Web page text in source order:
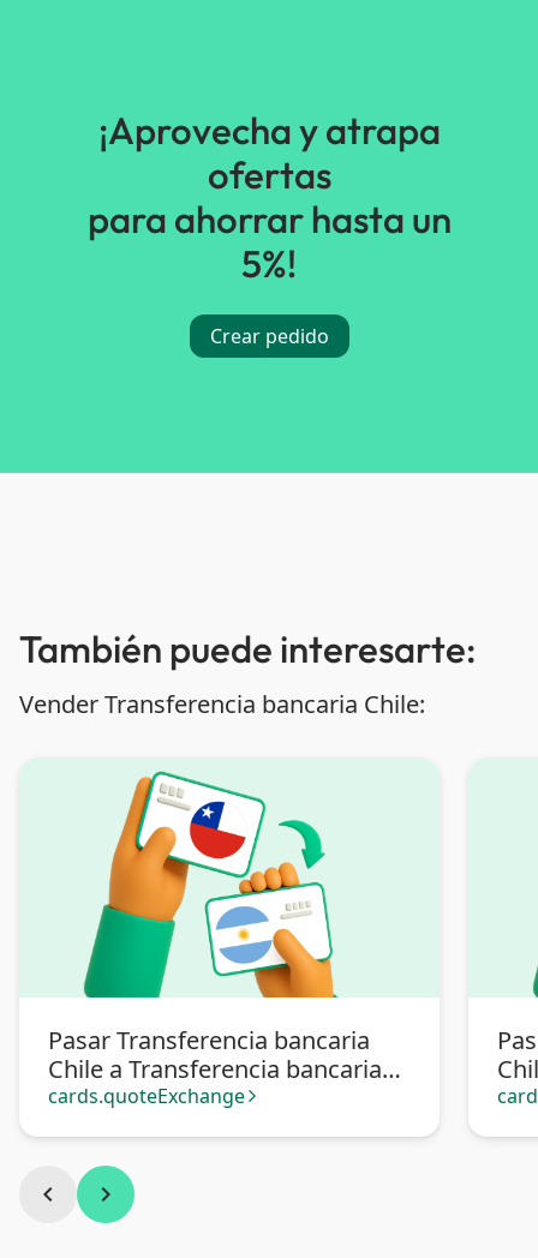
¡Aprovecha y atrapa
ofertas
para ahorrar hasta un
5%!
Crear pedido
También puede interesarte:
Vender Transferencia bancaria Chile:
Pasar Transferencia bancaria
Chile a Transferencia bancaria
Argentina
cards.quoteExchange arrow_forward_ios
chevron_left chevron_right